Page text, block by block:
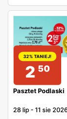
32% TANIEJ!
2 50
Pasztet Podlaski
28 lip -11 sie